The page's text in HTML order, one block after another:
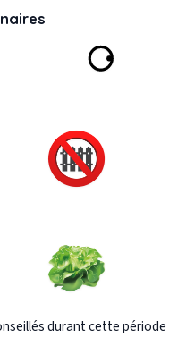
durant cette période